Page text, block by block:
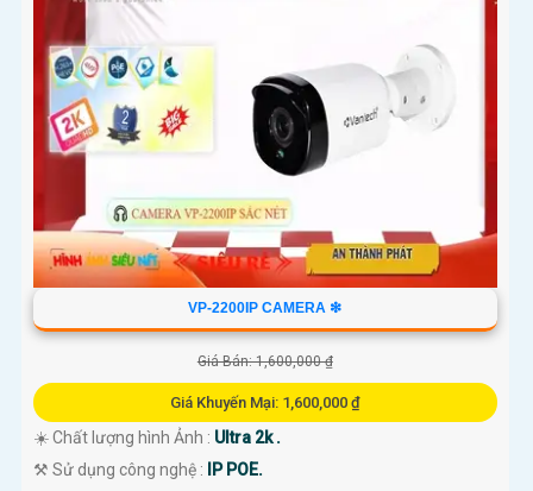
VP-2200IP CAMERA ❇
Giá Bán: 1,600,000 ₫
Giá Khuyến Mại: 1,600,000 ₫
☀️ Chất lượng hình Ảnh : Ultra 2k .
⚒ Sử dụng công nghệ :
IP POE.